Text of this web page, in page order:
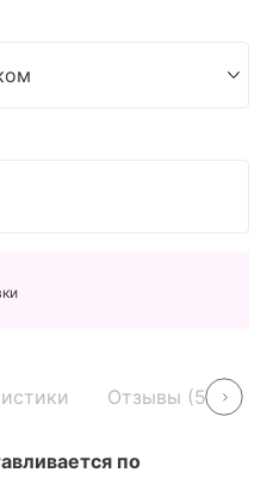
Отзывы (5)
по